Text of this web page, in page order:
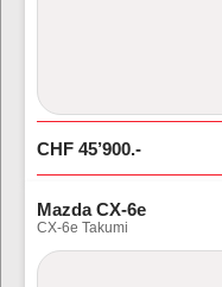
CHF 45’900.-
Mazda CX-6e
CX-6e Takumi